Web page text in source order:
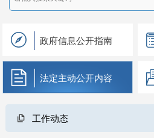
政府信息公开指南
法定主动公开内容
工作动态